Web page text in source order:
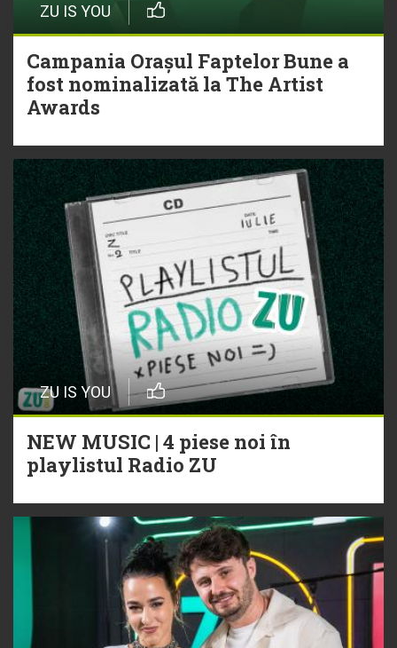
ZU IS YOU
Campania Orașul Faptelor Bune a
fost nominalizată la The Artist
Awards
ZU IS YOU
NEW MUSIC | 4 piese noi în
playlistul Radio ZU